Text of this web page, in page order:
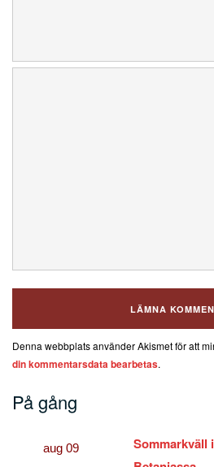
Denna webbplats använder Akismet för att
din kommentarsdata bearbetas.
På gång
aug 09
Sommarkväll